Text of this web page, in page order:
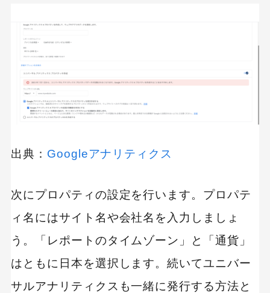
出典： Googleアナリティクス
次にプロパティの設定を行います。プロパテ
ィ名にはサイト名や会社名を入力しましょ
う。「レポートのタイムゾーン」と「通貨」
はともに日本を選択します。続いてユニバー
サルアナリティクスも一緒に発行する方法と